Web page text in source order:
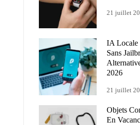
21 juillet
IA Locale
Sans
2026
21 juillet
Objets
En